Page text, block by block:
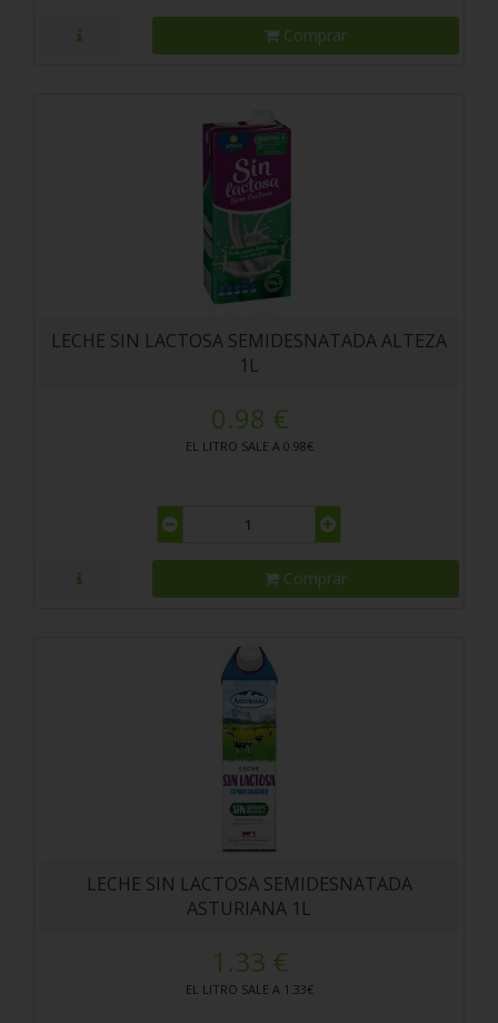
Comprar
LECHE SIN LACTOSA SEMIDESNATADA ALTEZA
1L
0.98 €
EL LITRO SALE A 0.98€
Comprar
LECHE SIN LACTOSA SEMIDESNATADA
ASTURIANA 1L
1.33 €
EL LITRO SALE A 1.33€